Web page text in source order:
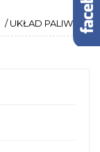
/ UKŁAD PALIWOWY